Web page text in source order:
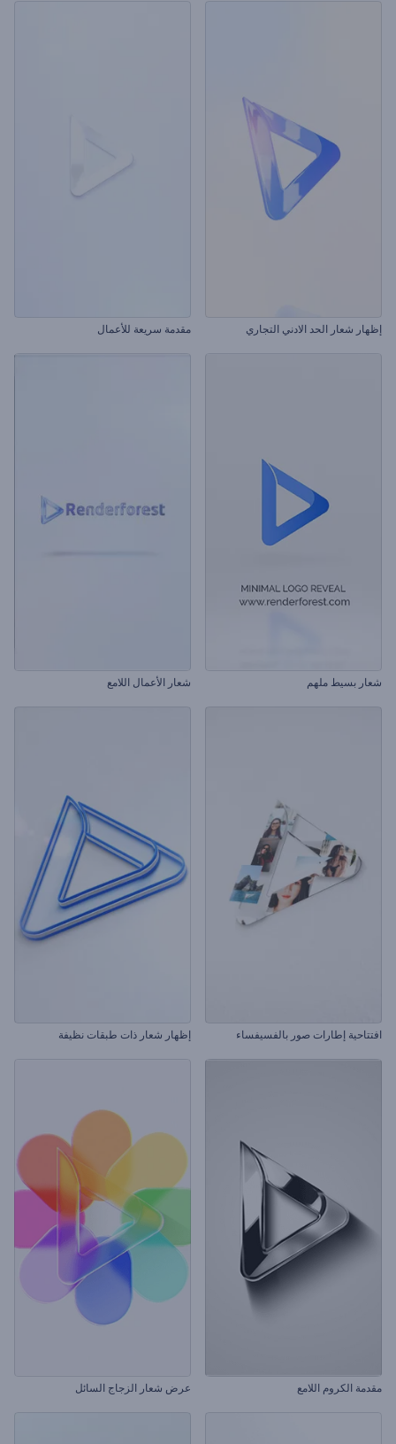
إظهار شعار الحد الادني التجاري مقدمة سريعة للأعمال
شعار بسيط ملهم شعار الأعمال اللامع
افتتاحية إطارات صور بالفسيفساء إظهار شعار ذات طبقات نظيفة
مقدمة الكروم اللامع عرض شعار الزجاج السائل